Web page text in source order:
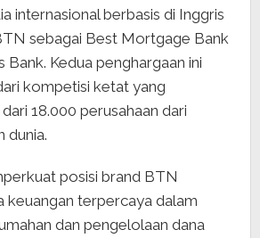
internasional berbasis di Inggris
sebagai Best Mortgage Bank
Bank. Kedua penghargaan ini
kompetisi ketat yang
18.000 perusahaan dari
dunia.
posisi brand BTN
keuangan terpercaya dalam
dan pengelolaan dana